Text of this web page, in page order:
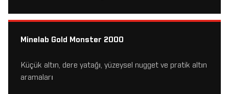
Minelab Gold Monster 2000
Küçük altın, dere yatağı, yüzeysel nugget ve pratik altın
aramaları